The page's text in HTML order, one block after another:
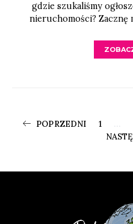
gdzie szukaliśmy
nieruchomości? Zacznę
POPRZEDNI 1 …